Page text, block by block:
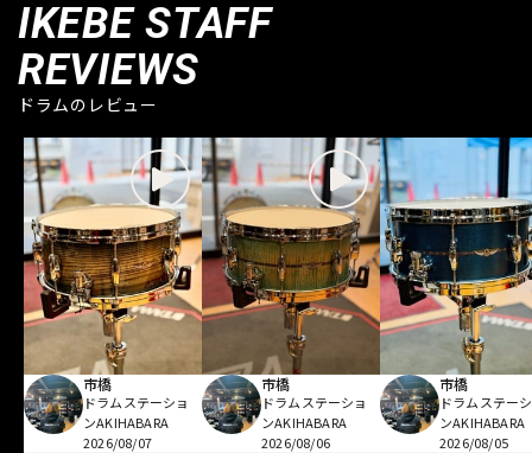
IKEBE STAFF
REVIEWS
ドラムのレビュー
市橋
ドラムステーショ
ンAKIHABARA
2026/08/07
市橋
ドラムステーショ
ンAKIHABARA
2026/08/06
市橋
ドラムステー
ンAKIHABARA
2026/08/05